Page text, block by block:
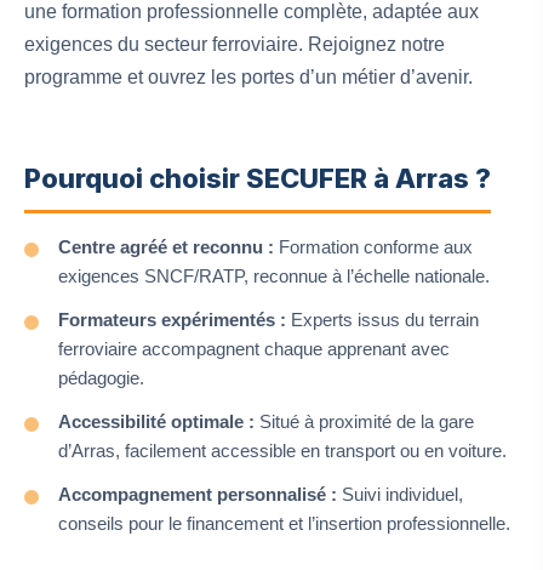
une formation professionnelle complète, adaptée aux
exigences du secteur ferroviaire. Rejoignez notre
programme et ouvrez les portes d’un métier d’avenir.
Pourquoi choisir SECUFER à Arras ?
Centre agréé et reconnu : Formation conforme aux
exigences SNCF/RATP, reconnue à l’échelle nationale.
Formateurs expérimentés : Experts issus du terrain
ferroviaire accompagnent chaque apprenant avec
pédagogie.
Accessibilité optimale : Situé à proximité de la gare
d’Arras, facilement accessible en transport ou en voiture.
Accompagnement personnalisé : Suivi individuel,
conseils pour le financement et l’insertion professionnelle.